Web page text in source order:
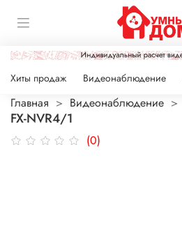
Хиты продаж Видеонаблюдение
Главная Видеонаблюдение
FX-NVR4/1
(0)